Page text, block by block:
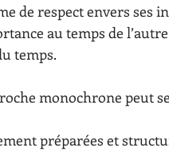
de respect envers ses
au temps de
temps.
monochrone peut
préparées et